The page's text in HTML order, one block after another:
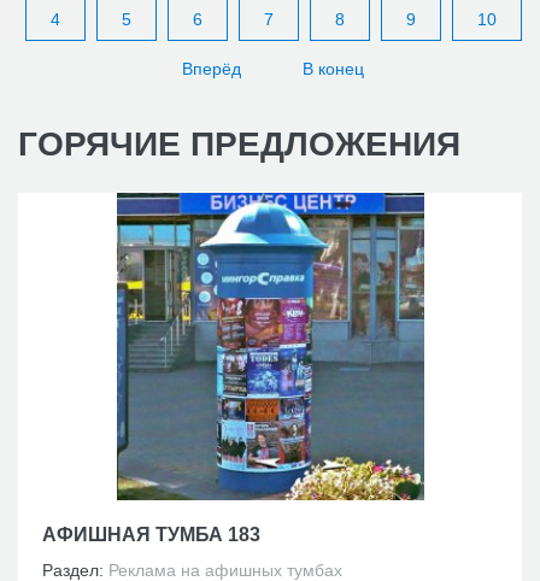
4 5 6 7 8 9 10
Вперёд В конец
ГОРЯЧИЕ ПРЕДЛОЖЕНИЯ
АФИШНАЯ ТУМБА 183
Раздел: Реклама на афишных тумбах